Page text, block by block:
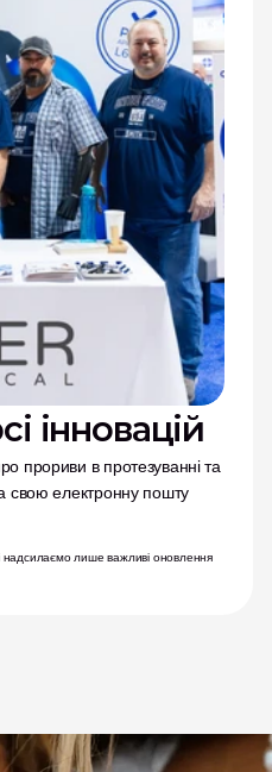
інновацій
прориви в протезуванні та
свою електронну пошту
надсилаємо лише важливі оновлення